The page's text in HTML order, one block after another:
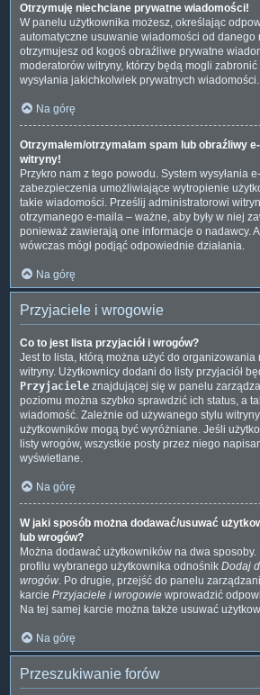
Otrzymuję niechciane prywatne wiadomości!
W panelu użytkownika możesz, określając
automatyczne usuwanie wiadomości od danego
otrzymujesz od kogoś obraźliwe prywatne
moderatorów witryny, którzy będą mogli
wysyłania jakichkolwiek prywatnych wiadomości.
Na górę
Otrzymałem/otrzymałam spam lub obraźliwy
witryny!
Przykro nam z tego powodu. System wysyłania
zabezpieczenia umożliwiające wytropienie
takie wiadomości. Prześlij administratorowi
otrzymanego e-maila – ważne, aby były w niej
ponieważ zawierają one informacje o nadawcy.
wówczas mógł podjąć odpowiednie działania.
Na górę
Przyjaciele i wrogowie
Co to jest lista przyjaciół i wrogów?
Jest to lista, którą można użyć do
witryny. Użytkownicy dodani do listy przyjaciół
Przyjaciele znajdującej się w panelu
poziomu można szybko sprawdzić ich status, a
wiadomość. Zależnie od używanego stylu
użytkowników mogą być wyróżniane. Jeśli
listy wrogów, wszystkie posty przez niego
wyświetlane.
Na górę
W jaki sposób można dodawać/usuwać
lub wrogów?
Można dodawać użytkowników na dwa
profilu wybranego użytkownika odnośnik Dodaj
wrogów. Po drugie, przejść do panelu
karcie Przyjaciele i wrogowie wprowadzić
Na tej samej karcie można także usuwać
Na górę
Przeszukiwanie forów